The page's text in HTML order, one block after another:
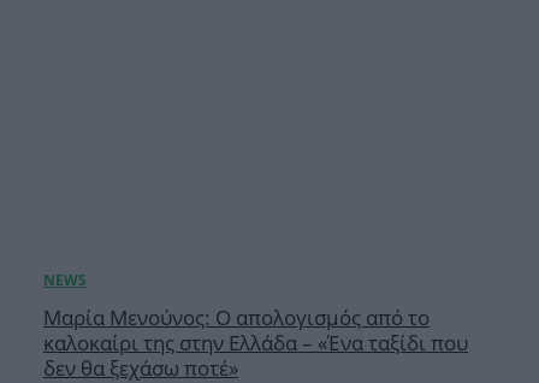
Μαρία Μενούνος: Ο απολογισμός από το
καλοκαίρι της στην Ελλάδα – «Ένα ταξίδι που
δεν θα ξεχάσω ποτέ»